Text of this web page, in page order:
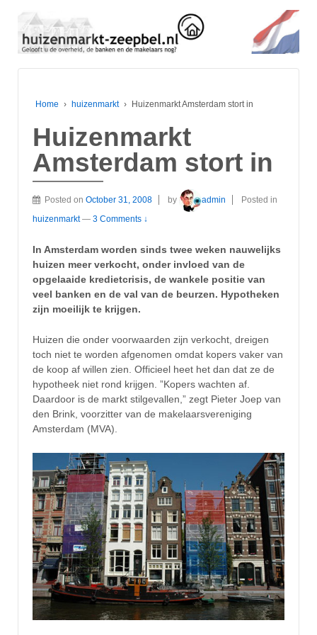
Home › huizenmarkt › Huizenmarkt Amsterdam stort in
Huizenmarkt
Amsterdam stort in
Posted on October 31, 2008 by admin
Posted in
huizenmarkt — 3 Comments ↓
In Amsterdam worden sinds twee weken nauwelijks
huizen meer verkocht, onder invloed van de
opgelaaide kredietcrisis, de wankele positie van
veel banken en de val van de beurzen. Hypotheken
zijn moeilijk te krijgen.
Huizen die onder voorwaarden zijn verkocht, dreigen
toch niet te worden afgenomen omdat kopers vaker van
de koop af willen zien. Officieel heet het dan dat ze de
hypotheek niet rond krijgen. ”Kopers wachten af.
Daardoor is de markt stilgevallen,” zegt Pieter Joep van
den Brink, voorzitter van de makelaarsvereniging
Amsterdam (MVA).